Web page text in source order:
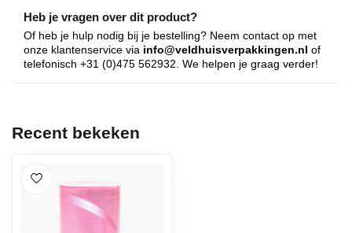
Heb je vragen over dit product?
Of heb je hulp nodig bij je bestelling? Neem contact op met
onze klantenservice via info@veldhuisverpakkingen.nl of
telefonisch +31 (0)475 562932. We helpen je graag verder!
Recent bekeken